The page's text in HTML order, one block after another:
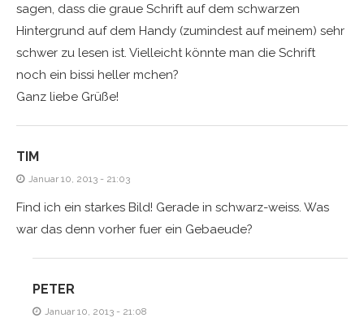
sagen, dass die graue Schrift auf dem schwarzen
Hintergrund auf dem Handy (zumindest auf meinem) sehr
schwer zu lesen ist. Vielleicht könnte man die Schrift
noch ein bissi heller mchen?
Ganz liebe Grüße!
TIM
Januar 10, 2013 - 21:03
Find ich ein starkes Bild! Gerade in schwarz-weiss. Was
war das denn vorher fuer ein Gebaeude?
PETER
Januar 10, 2013 - 21:08